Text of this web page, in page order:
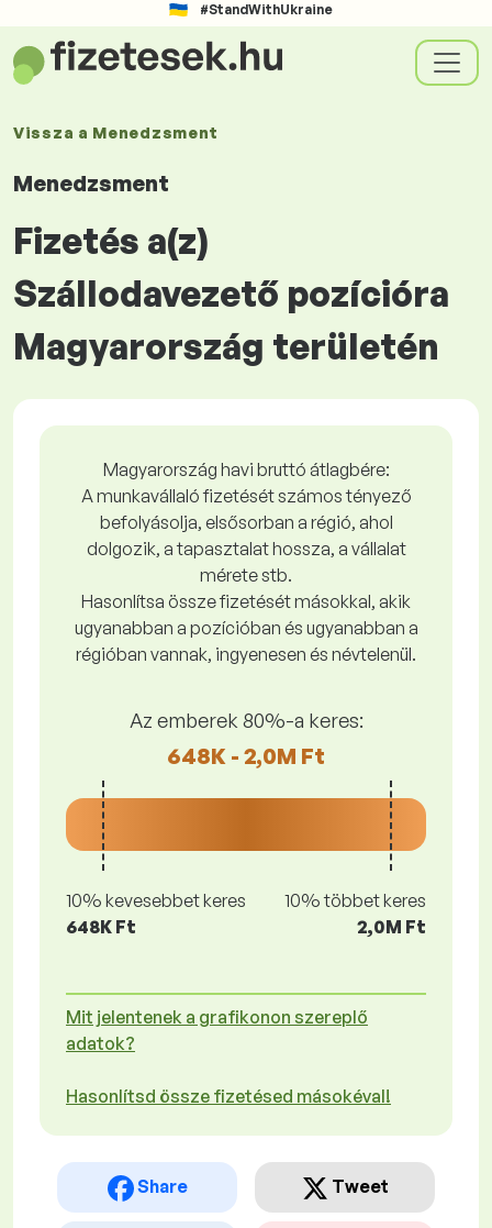
#StandWithUkraine
Vissza a Menedzsment
Menedzsment
Fizetés a(z)
Szállodavezető pozícióra
Magyarország területén
Magyarország havi bruttó átlagbére:
A munkavállaló fizetését számos tényező
befolyásolja, elsősorban a régió, ahol
dolgozik, a tapasztalat hossza, a vállalat
mérete stb.
Hasonlítsa össze fizetését másokkal, akik
ugyanabban a pozícióban és ugyanabban a
régióban vannak, ingyenesen és névtelenül.
Az emberek 80%-a keres:
648K - 2,0M Ft
10% kevesebbet keres
648K Ft
10% többet keres
2,0M Ft
Mit jelentenek a grafikonon szereplő
adatok?
Hasonlítsd össze fizetésed másokéval!
Share Tweet